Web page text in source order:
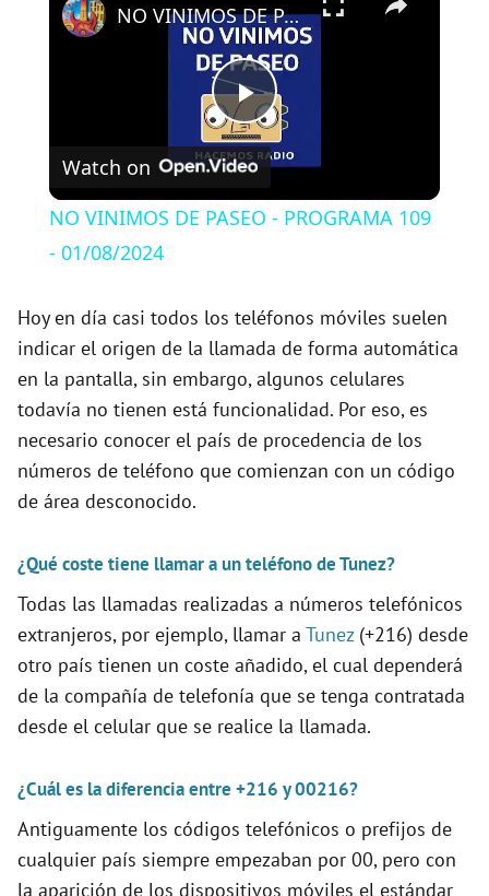
P
y
V
i
e
o
NO VINIMOS DE PASEO - PROGRAMA 109 - 01/08/2024
Watch on
NO VINIMOS DE PASEO - PROGRAMA 109
- 01/08/2024
Hoy en día casi todos los teléfonos móviles suelen
indicar el origen de la llamada de forma automática
en la pantalla, sin embargo, algunos celulares
todavía no tienen está funcionalidad. Por eso, es
necesario conocer el país de procedencia de los
números de teléfono que comienzan con un código
de área desconocido.
¿Qué coste tiene llamar a un teléfono de Tunez?
Todas las llamadas realizadas a números telefónicos
extranjeros, por ejemplo, llamar a Tunez(+216) desde
otro país tienen un coste añadido, el cual dependerá
de la compañía de telefonía que se tenga contratada
desde el celular que se realice la llamada.
¿Cuál es la diferencia entre +216 y 00216?
Antiguamente los códigos telefónicos o prefijos de
cualquier país siempre empezaban por 00, pero con
la aparición de los dispositivos móviles el estándar